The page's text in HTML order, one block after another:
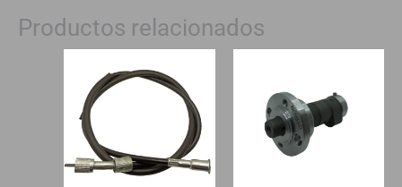
Productos relacionados